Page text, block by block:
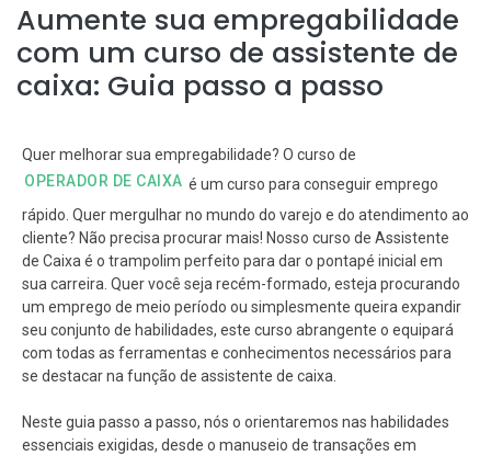
Aumente sua empregabilidade
com um curso de assistente de
caixa: Guia passo a passo
Quer melhorar sua empregabilidade? O curso de
OPERADOR DE CAIXA é um curso para conseguir emprego
rápido. Quer mergulhar no mundo do varejo e do atendimento ao
cliente? Não precisa procurar mais! Nosso curso de Assistente
de Caixa é o trampolim perfeito para dar o pontapé inicial em
sua carreira. Quer você seja recém-formado, esteja procurando
um emprego de meio período ou simplesmente queira expandir
seu conjunto de habilidades, este curso abrangente o equipará
com todas as ferramentas e conhecimentos necessários para
se destacar na função de assistente de caixa.
Neste guia passo a passo, nós o orientaremos nas habilidades
essenciais exigidas, desde o manuseio de transações em